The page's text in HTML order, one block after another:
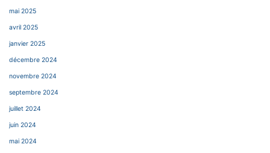
mai 2025
avril 2025
janvier 2025
décembre 2024
novembre 2024
septembre 2024
juillet 2024
juin 2024
mai 2024